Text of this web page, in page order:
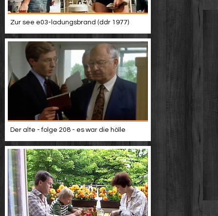
Zur see e03-ladungsbrand (ddr 1977)
Der alte - folge 208 - es war die hölle